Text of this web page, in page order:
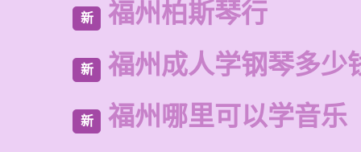
新 福州柏斯琴行
新 福州成人学钢琴多少
新 福州哪里可以学音乐